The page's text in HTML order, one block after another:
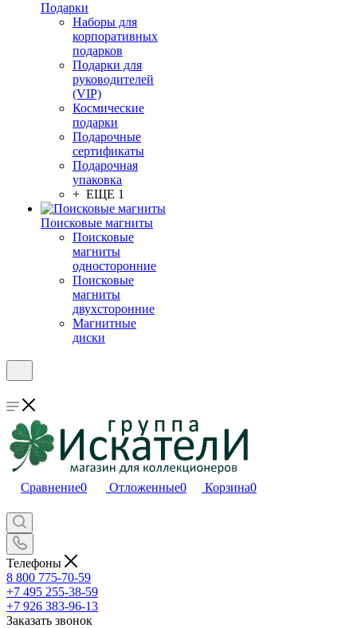
Подарки
Наборы для
корпоративных
подарков
Подарки для
руководителей
(VIP)
Космические
подарки
Подарочные
сертификаты
Подарочная
упаковка
+ ЕЩЕ 1
Поисковые магниты
Поисковые
магниты
односторонние
Поисковые
магниты
двухсторонние
Магнитные
диски
Сравнение0 Отложенные0 Корзина0
Телефоны
8 800 775-70-59
+7 495 255-38-59
+7 926 383-96-13
Заказать звонок